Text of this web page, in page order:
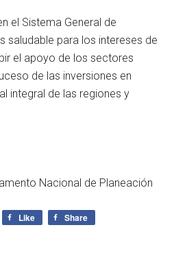
el Sistema General de
saludable para los intereses de
el apoyo de los sectores
de las inversiones en
integral de las regiones y
Nacional de Planeación
Like
Share